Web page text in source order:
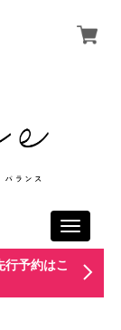
Toggle
予約はこ